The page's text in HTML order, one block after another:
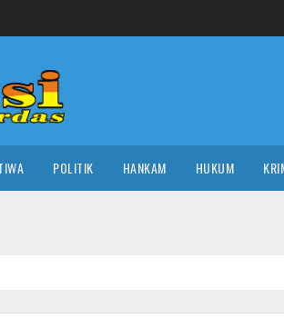
POLITIK HANKAM HUKUM